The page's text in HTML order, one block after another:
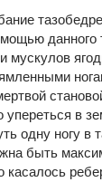
данного
мускулов
упереться в
одну ногу в
быть
касалось